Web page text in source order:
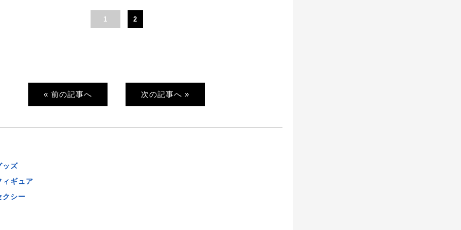
1 2
« 前の記事へ 次の記事へ »
ッズ
ィギュア
クシー